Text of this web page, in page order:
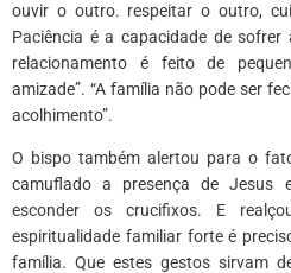
ouvir o outro. respeitar o outro,
Paciência é a capacidade de
relacionamento é feito de
amizade”. “A família não pode ser
acolhimento”.
O bispo também alertou para o
camuflado a presença de Jesus
esconder os crucifixos. E
espiritualidade familiar forte é
família. Que estes gestos sirvam